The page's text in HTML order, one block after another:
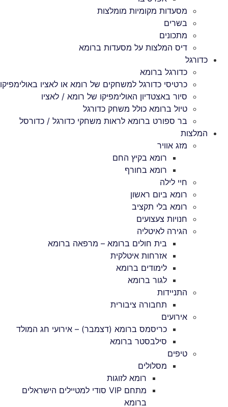
מסעדות מקומיות מומלצות
בשרים
מתכונים
דיס המלצות על מסעדות ברומא
כדורגל
כדורגל ברומא
כרטיסי כדורגל למשחקים של רומא או לאציו באולימפיקו
סיור באצטדיון האולימפיקו של רומא / לאציו
טיול ברומא כולל משחק כדורגל
בר ספורט ברומא לראות משחקי כדורגל / כדורסל
המלצות
מזג אוויר
רומא בקיץ החם
רומא בחורף
חיי לילה
רומא ביום ראשון
רומא בלי תקציב
חנויות צעצועים
הגירה לאיטליה
בית חולים ברומא – מרפאה ברומא
אזרחות איטלקית
לימודים ברומא
לגור ברומא
התניידות
תחבורה ציבורית
אירועים
כריסמס ברומא (דצמבר) – אירועי חג המולד
סילבסטר ברומא
טיפים
מסלולים
רומא לזוגות
מתחם VIP סודי למטיילים הישראלים
ברומא